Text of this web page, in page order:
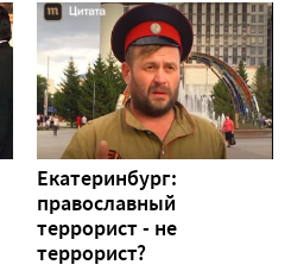
Екатеринбург:
православный
террорист - не
террорист?